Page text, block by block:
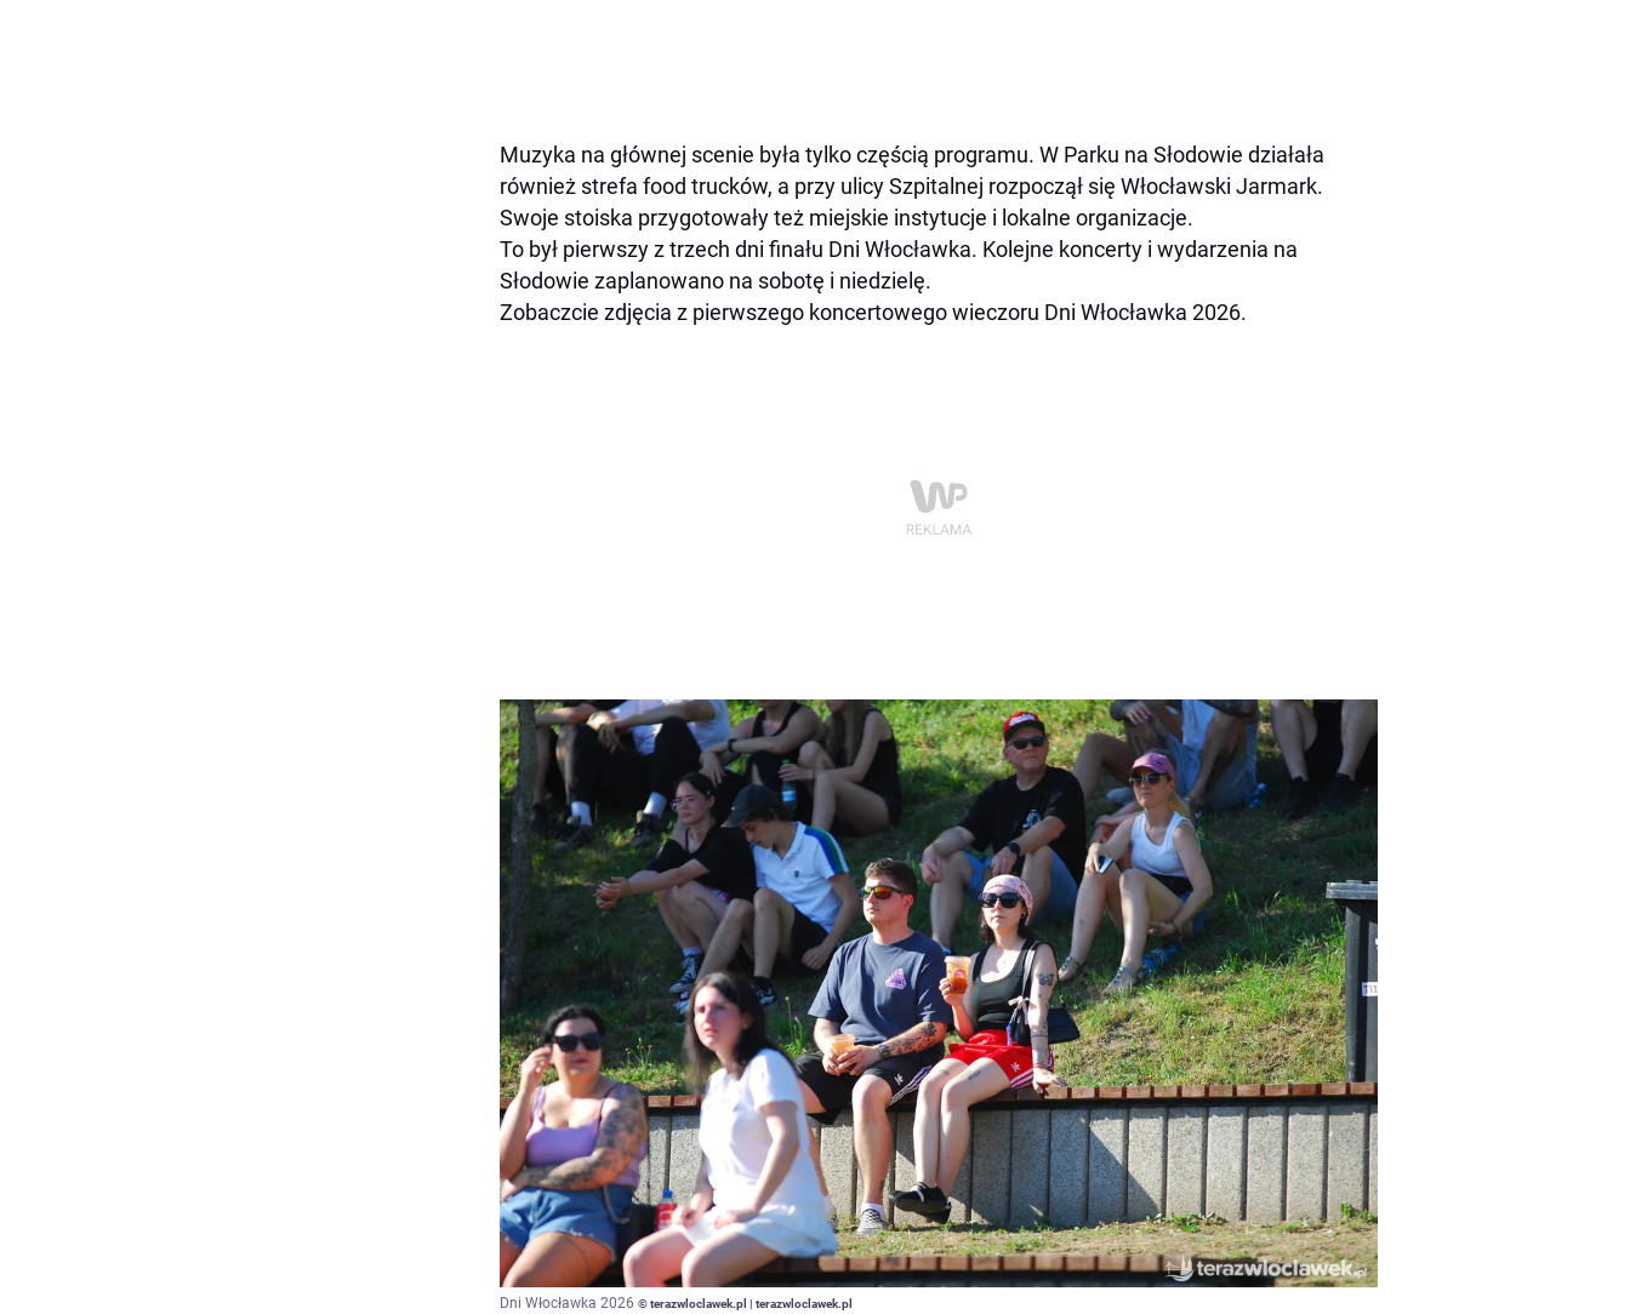
Muzyka na głównej scenie była tylko częścią programu. W Parku na Słodowie działała
również strefa food trucków, a przy ulicy Szpitalnej rozpoczął się Włocławski Jarmark.
Swoje stoiska przygotowały też miejskie instytucje i lokalne organizacje.
To był pierwszy z trzech dni finału Dni Włocławka. Kolejne koncerty i wydarzenia na
Słodowie zaplanowano na sobotę i niedzielę.
Zobaczcie zdjęcia z pierwszego koncertowego wieczoru Dni Włocławka 2026.
Dni Włocławka 2026 © terazwloclawek.pl | terazwloclawek.pl